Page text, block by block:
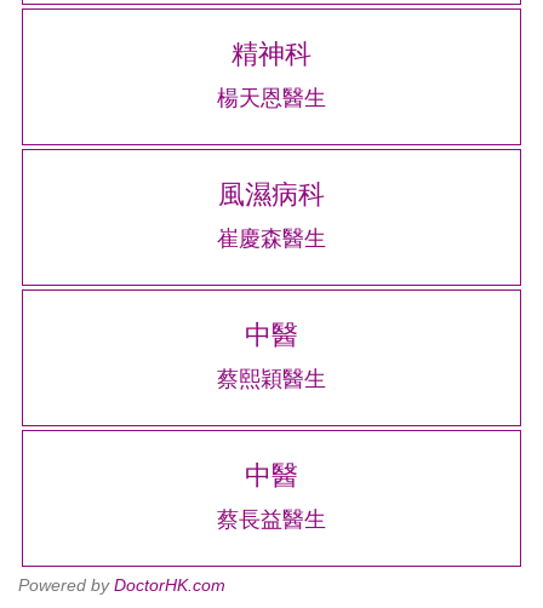
精神科
楊天恩醫生
風濕病科
崔慶森醫生
中醫
蔡熙穎醫生
中醫
蔡長益醫生
Powered byDoctorHK.com